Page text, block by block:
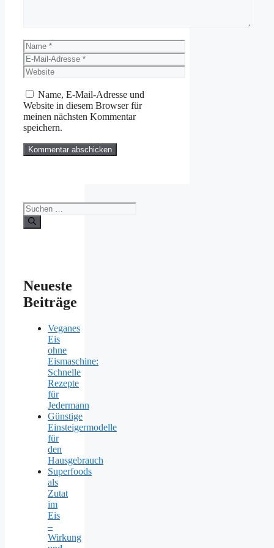
Name
E-
Mail-
Adresse
Website
Name, E-Mail-Adresse und
Website in diesem Browser für
meinen nächsten Kommentar
speichern.
Suchen
nach:
Neueste
Beiträge
Veganes
Eis
ohne
Eismaschine:
Schnelle
Rezepte
für
Jedermann
Günstige
Einsteigermodelle
für
den
Hausgebrauch
Superfoods
als
Zutat
im
Eis
–
Wirkung